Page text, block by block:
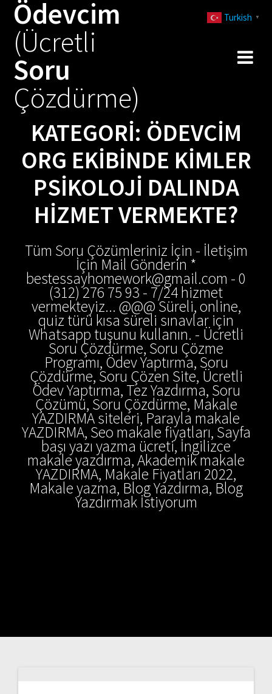
Ödevcim
(Ücretli
Soru
Çözdürme)
KATEGORI: ÖDEVCIM
ORG EKIBINDE KIMLER
PSIKOLOJI DALINDA
HIZMET VERMEKTE?
Tüm Soru Çözümleriniz İçin - İletişim
İçin Mail Gönderin *
bestessayhomework@gmail.com - 0
(312) 276 75 93 - 7/24 hizmet
vermekteyiz... @@@ Süreli, online,
quiz türü kısa süreli sınavlar için
Whatsapp tuşunu kullanın. - Ücretli
Soru Çözdürme, Soru Çözme
Programı, Ödev Yaptırma, Soru
Çözdürme, Soru Çözen Site, Ücretli
Ödev Yaptırma, Tez Yazdırma, Soru
Çözümü, Soru Çözdürme, Makale
YAZDIRMA siteleri, Parayla makale
YAZDIRMA, Seo makale fiyatları, Sayfa
başı yazı yazma ücreti, İngilizce
makale yazdırma, Akademik makale
YAZDIRMA, Makale Fiyatları 2022,
Makale yazma, Blog Yazdırma, Blog
Yazdırmak İstiyorum
Turkish ▼